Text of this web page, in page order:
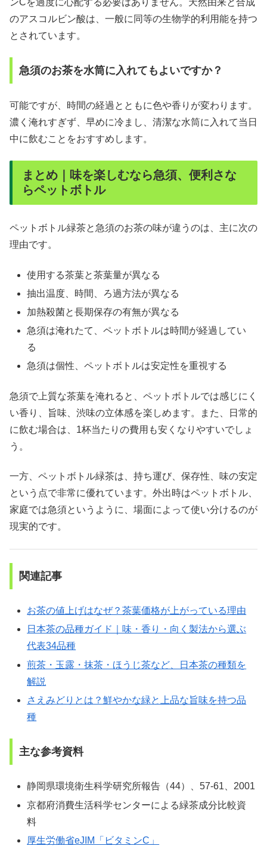
ンCを過度に心配する必要はありません。天然由来と合成
のアスコルビン酸は、一般に同等の生物学的利用能を持つ
とされています。
急須のお茶を水筒に入れてもよいですか？
可能ですが、時間の経過とともに色や香りが変わります。
濃く淹れすぎず、早めに冷まし、清潔な水筒に入れて当日
中に飲むことをおすすめします。
まとめ｜味を楽しむなら急須、便利さな
らペットボトル
ペットボトル緑茶と急須のお茶の味が違うのは、主に次の
理由です。
使用する茶葉と茶葉量が異なる
抽出温度、時間、ろ過方法が異なる
加熱殺菌と長期保存の有無が異なる
急須は淹れたて、ペットボトルは時間が経過してい
る
急須は個性、ペットボトルは安定性を重視する
急須で上質な茶葉を淹れると、ペットボトルでは感じにく
い香り、旨味、渋味の立体感を楽しめます。また、日常的
に飲む場合は、1杯当たりの費用も安くなりやすいでしょ
う。
一方、ペットボトル緑茶は、持ち運び、保存性、味の安定
という点で非常に優れています。外出時はペットボトル、
家庭では急須というように、場面によって使い分けるのが
現実的です。
関連記事
お茶の値上げはなぜ？茶葉価格が上がっている理由
日本茶の品種ガイド｜味・香り・向く製法から選ぶ
代表34品種
煎茶・玉露・抹茶・ほうじ茶など、日本茶の種類を
解説
さえみどりとは？鮮やかな緑と上品な旨味を持つ品
種
主な参考資料
静岡県環境衛生科学研究所報告（44）、57-61、2001
京都府消費生活科学センターによる緑茶成分比較資
料
厚生労働省eJIM「ビタミンC」